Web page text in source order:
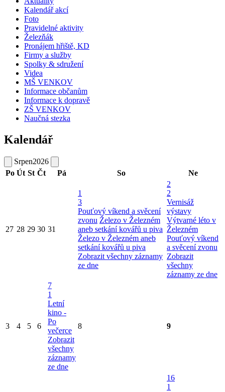
Kalendář akcí
Foto
Pravidelné aktivity
Železňák
Pronájem hřiště, KD
Firmy a služby
Spolky & sdružení
Videa
MŠ VENKOV
Informace občanům
Informace k dopravě
ZŠ VENKOV
Naučná stezka
Kalendář
Srpen2026
Po Út St Čt Pá So Ne
27 28 29 30 31
1
3
Pouťový víkend a svěcení
zvonu Železo v Železném
aneb setkání kovářů u piva
Železo v Železném aneb
setkání kovářů u piva
Zobrazit všechny záznamy
ze dne
2
2
Vernisáž
výstavy
Výtvarné léto v
Železném
Pouťový víkend
a svěcení zvonu
Zobrazit
všechny
záznamy ze dne
3 4 5 6
7
1
Letní
kino -
Po
večerce
Zobrazit
všechny
záznamy
ze dne
8 9
16
1